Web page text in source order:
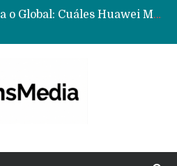
Data Centers de Huawei en Chile, México, Brasil,Perú y Argentina podrían verse afectados por arremetida de EE.UU